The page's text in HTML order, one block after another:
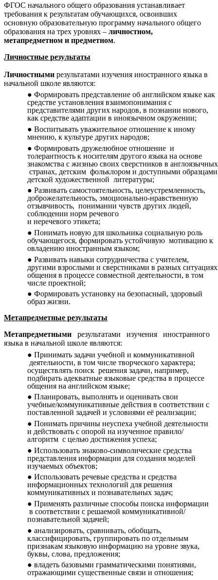
ФГОС начального общего образования устанавливает
требования к результатам обучающихся, освоивших
основную образовательную программу начального общего
образования на трех уровнях – личностном,
метапредметном и предметном.
Личностные результаты
Личностными результатами изучения иностранного языка в
начальной школе являются:
Формировать представление об английском языке как
средстве установления взаимопонимания с
представителями других народов, в познании нового,
как средстве адаптации в иноязычном окружении;
Воспитывать уважительное отношение к иному
мнению, к культуре других народов;
Формировать дружелюбное отношение и
толерантность к носителям другого языка на основе
знакомства с жизнью своих сверстников в англоязычных
странах, детским фольклором и доступными образцами
детской художественной литературы;
Развивать самостоятельность, целеустремленность,
доброжелательность, эмоционально-нравственную
отзывчивость, понимании чувств других людей,
соблюдении норм речевого
и неречевого этикета;
Понимать новую для школьника социальную роль
обучающегося, формировать устойчивую мотивацию к
овладению иностранным языком;
Развивать навыки сотрудничества с учителем,
другими взрослыми и сверстниками в разных ситуациях
общения в процессе совместной деятельности, в том
числе проектной;
Формировать установку на безопасный, здоровый
образ жизни.
Метапредметные результаты
Метапредметными результатами изучения иностранного
языка в начальной школе являются:
Принимать задачи учебной и коммуникативной
деятельности, в том числе творческого характера;
осуществлять поиск решения задачи, например,
подбирать адекватные языковые средства в процессе
общения на английском языке;
Планировать, выполнять и оценивать свои
учебные/коммуникативные действия в соответствии с
поставленной задачей и условиями её реализации;
Понимать причины неуспеха учебной деятельности
и действовать с опорой на изученное правило/
алгоритм с целью достижения успеха;
Использовать знаково-символические средства
представления информации для создания моделей
изучаемых объектов;
Использовать речевые средства и средства
информационных технологий для решения
коммуникативных и познавательных задач;
Применять различные способы поиска информации
в соответствии с решаемой коммуникативной/
познавательной задачей;
анализировать, сравнивать, обобщать,
классифицировать, группировать по отдельным
признакам языковую информацию на уровне звука,
буквы, слова, предложения;
владеть базовыми грамматическими понятиями,
отражающими существенные связи и отношения;